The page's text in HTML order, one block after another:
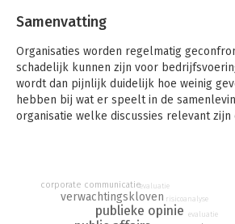
Samenvatting
Organisaties worden regelmatig
schadelijk kunnen zijn voor
wordt dan pijnlijk duidelijk hoe weinig
hebben bij wat er speelt in de
organisatie welke discussies relevant
Het tijdig herkennen en managen van
levensbelang geworden.
publieke opinie
verwachtingskloven
corporate communicatie
risicoanalyse
evaluatie
evaluatie